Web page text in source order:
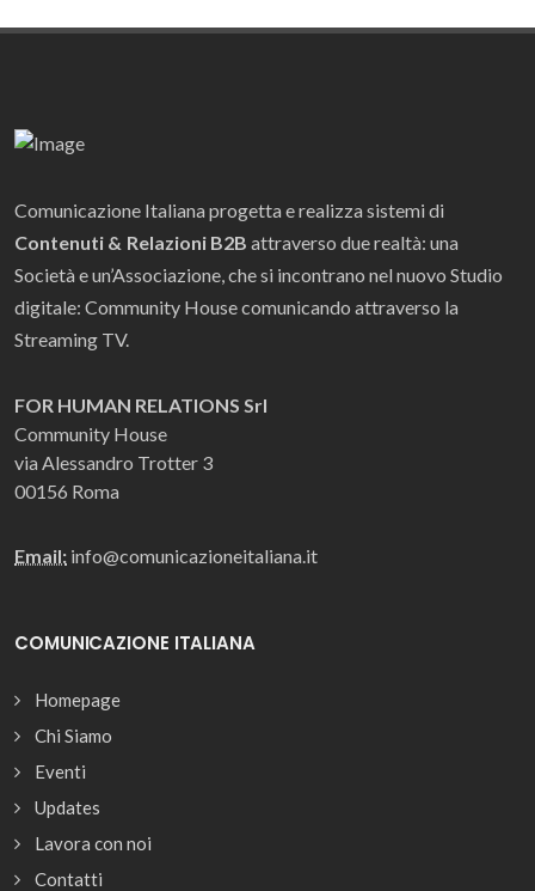
Comunicazione Italiana progetta e realizza sistemi di
Contenuti & Relazioni B2B attraverso due realtà: una
Società e un’Associazione, che si incontrano nel nuovo Studio
digitale: Community House comunicando attraverso la
Streaming TV.
FOR HUMAN RELATIONS Srl
Community House
via Alessandro Trotter 3
00156 Roma
Email: info@comunicazioneitaliana.it
COMUNICAZIONE ITALIANA
Homepage
Chi Siamo
Eventi
Updates
Lavora con noi
Contatti